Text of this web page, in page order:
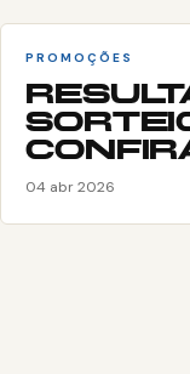
PROMOÇÕES
04 abr 2026